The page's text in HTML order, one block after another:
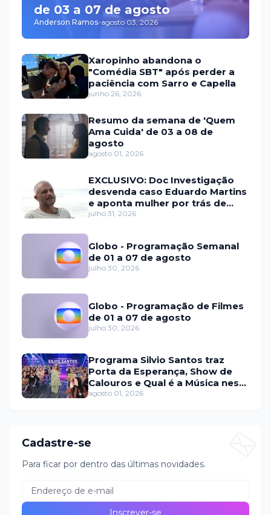
de 03 a 07 de agosto
Anderson Ramos-agosto 03, 2026
Xaropinho abandona o
"Comédia SBT" após perder a
paciência com Sarro e Capella
junho 26, 2026
Resumo da semana de 'Quem
Ama Cuida' de 03 a 08 de
agosto
agosto 01, 2026
EXCLUSIVO: Doc Investigação
desvenda caso Eduardo Martins
e aponta mulher por trás de
fraude internacional
julho 31, 2026
Globo - Programação Semanal
de 01 a 07 de agosto
julho 30, 2026
Globo - Programação de Filmes
de 01 a 07 de agosto
julho 30, 2026
Programa Silvio Santos traz
Porta da Esperança, Show de
Calouros e Qual é a Música neste
domingo (2)
agosto 01, 2026
Cadastre-se
Para ficar por dentro das últimas novidades.